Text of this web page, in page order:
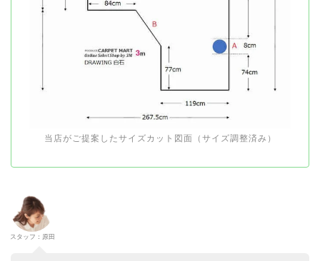
当店がご提案したサイズカット図面（サイズ調整済み）
スタッフ：原田